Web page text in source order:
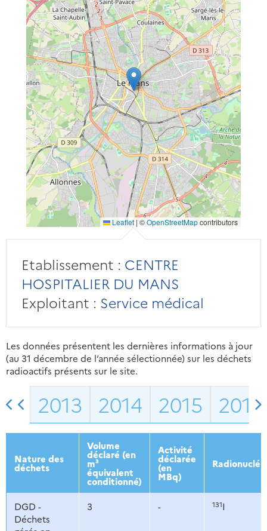
Leaflet | ©OpenStreetMapcontributors
Etablissement : CENTRE
HOSPITALIER DU MANS
Exploitant : Service médical
Les données présentent les dernières informations à jour
(au 31 décembre de l’année sélectionnée) sur les déchets
radioactifs présents sur le site.
2013 2014 2015 2016
Nature des
déchets
Volume
déclaré (en
m³
équivalent
conditionné)
Activité
déclarée
(en
MBq)
DGD -
Déchets
3 - 131I